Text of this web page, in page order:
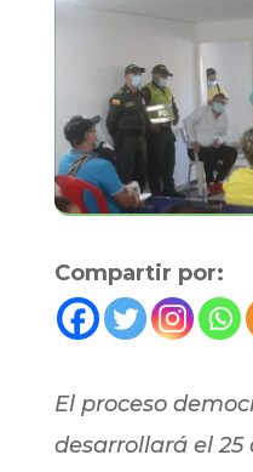
Compartir por:
El proceso
desarrollará el 25